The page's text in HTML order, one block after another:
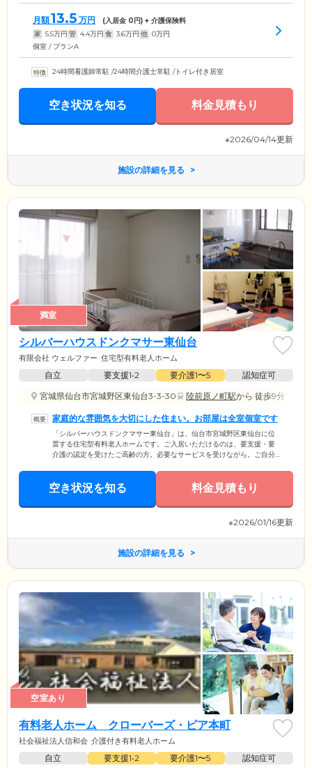
月額13.5 万円 (入居金 0円) + 介護保険料
家 5.5万円 管 4.4万円 食 3.6万円 他 0万円
個室 / プランA
24時間看護師常駐 /24時間介護士常駐 /トイレ付き居室
空き状況を知る 料金見積もり
※2026/04/14更新
施設の詳細を見る
満室
シルバーハウスドンクマサー東仙台
有限会社 ウェルファー 住宅型有料老人ホーム
自立 要支援1•2 要介護1〜5
認知症可
宮城県仙台市宮城野区東仙台3-3-30
陸前原ノ町駅から 徒歩9分
家庭的な雰囲気を大切にした住まい。お部屋は全室個室です
「シルバーハウスドンクマサー東仙台」は、仙台市宮城野区東仙台に位
置する住宅型有料老人ホームです。ご入居いただけるのは、要支援・要
介護の認定を受けたご高齢の方。必要なサービスを受けながら。ご自分
モットーは「もうひとつの我が家」。ご入居のみなさまがリラックスし
て生活できるよう、家庭的な雰囲気を守っています。みなさまがお住ま
いになる居室は、全室個室でご用意いたしました。プライバシーの保た
れた空間で過ごせますので、おひとりの時間を大切にしたい方もご安心
空き状況を知る 料金見積もり
※2026/01/16更新
施設の詳細を見る
空室あり
有料老人ホーム クローバーズ・ピア本町
社会福祉法人信和会 介護付き有料老人ホーム
自立 要支援1•2 要介護1〜5 認知症可